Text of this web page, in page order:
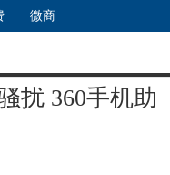
微商
扰 360手机助